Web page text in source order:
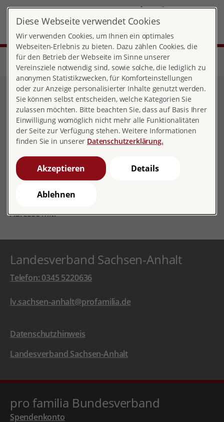
DE
Start Über pro familia Landesverbände
Sachsen-Anhalt
pro familia unterstützen
Spendenkonto
Spendenkonto
Landesverband Sachsen-Anhalt
IBAN: DE40 1203 0000 1020 0558 75
BIC: BYLADEM1001
Gerne stellen wir Ihnen einen Spendenbescheinigung
Adresse mit.
Landesverband Sachsen-Anhalt
Telefon: 0345 5220636
lv.sachsen-anhalt@profamilia.de
Datenschutzhinweis
Landesverband Sachsen-Anhalt
pro familia Bundesverband
Spendenkonto
Diese Webseite verwendet Cookies
Wir verwenden Cookies, um Ihnen ein optimales
Webseiten-Erlebnis zu bieten. Dazu zählen Cookies, die
für den Betrieb der Webseite im Sinne unserer
Vereinsziele notwendig sind, sowie solche, die lediglich zu
anonymen Statistikzwecken, für Komforteinstellungen
oder zur Anzeige personalisierter Inhalte genutzt werden.
Sie können selbst entscheiden, welche Kategorien Sie
zulassen möchten. Bitte beachten Sie, dass auf Basis Ihrer
Einwilligung womöglich nicht mehr alle Funktionalitäten
der Seite zur Verfügung stehen. Weitere Informationen
finden Sie in unserer Datenschutzerklärung.
Akzeptieren Details
Ablehnen